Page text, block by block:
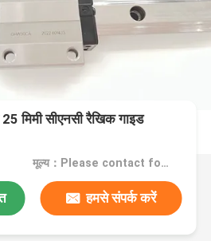
मिमी सीएनसी रैखिक गाइड
मूल्य：Please contact for a quote
हमसे संपर्क करें